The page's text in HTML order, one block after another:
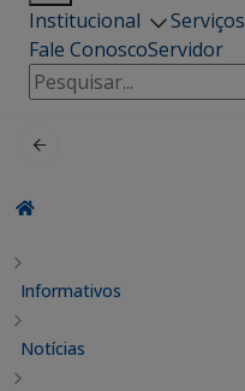
Institucional Serviços
Fale ConoscoServidor
Pesquisar
por:
Informativos
Notícias